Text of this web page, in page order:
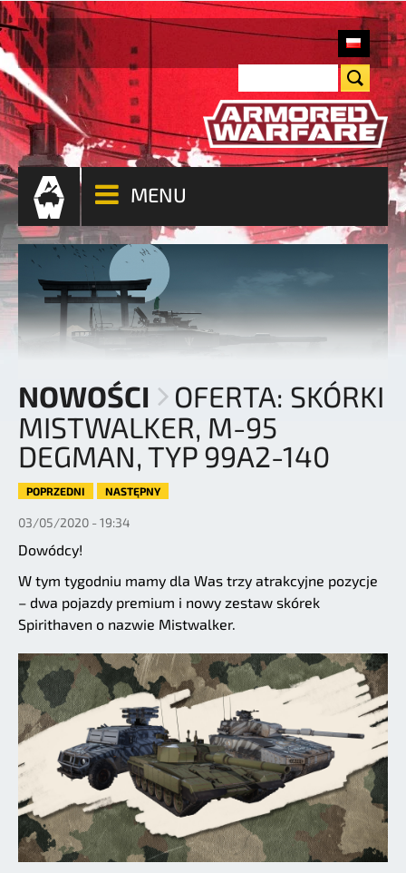
MENU
NOWOŚCI
OFERTA: SKÓRKI
MISTWALKER, M-95
DEGMAN, TYP 99A2-140
POPRZEDNI NASTĘPNY
03/05/2020 - 19:34
Dowódcy!
W tym tygodniu mamy dla Was trzy atrakcyjne pozycje
– dwa pojazdy premium i nowy zestaw skórek
Spirithaven o nazwie Mistwalker.